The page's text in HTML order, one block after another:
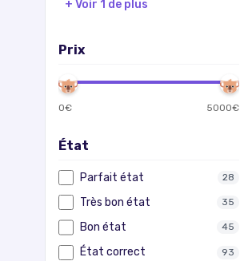
+ Voir 1 de plus
Prix
0€ 5000€
État
Parfait état 28
Très bon état 35
Bon état 45
État correct 93